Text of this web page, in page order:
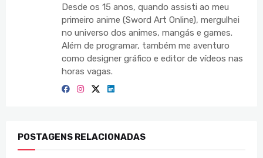
Desde os 15 anos, quando assisti ao meu
primeiro anime (Sword Art Online), mergulhei
no universo dos animes, mangás e games.
Além de programar, também me aventuro
como designer gráfico e editor de vídeos nas
horas vagas.
POSTAGENS RELACIONADAS